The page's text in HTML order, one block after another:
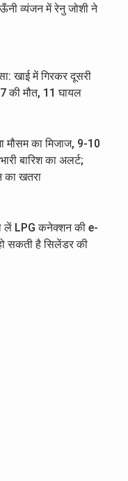
व्यंजन में रेनु जोशी ने
खाई में गिरकर दूसरी
की मौत, 11 घायल
मौसम का मिजाज, 9-10
बारिश का अलर्ट;
का खतरा
लें LPG कनेक्शन की e-
सकती है सिलेंडर की